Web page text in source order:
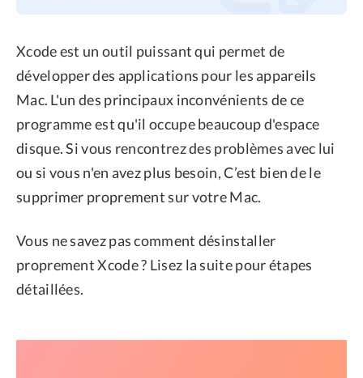
Xcode est un outil puissant qui permet de
développer des applications pour les appareils
Mac. L'un des principaux inconvénients de ce
programme est qu'il occupe beaucoup d'espace
disque. Si vous rencontrez des problèmes avec lui
ou si vous n'en avez plus besoin, C’est bien de le
supprimer proprement sur votre Mac.
Vous ne savez pas comment désinstaller
proprement Xcode ? Lisez la suite pour étapes
détaillées.